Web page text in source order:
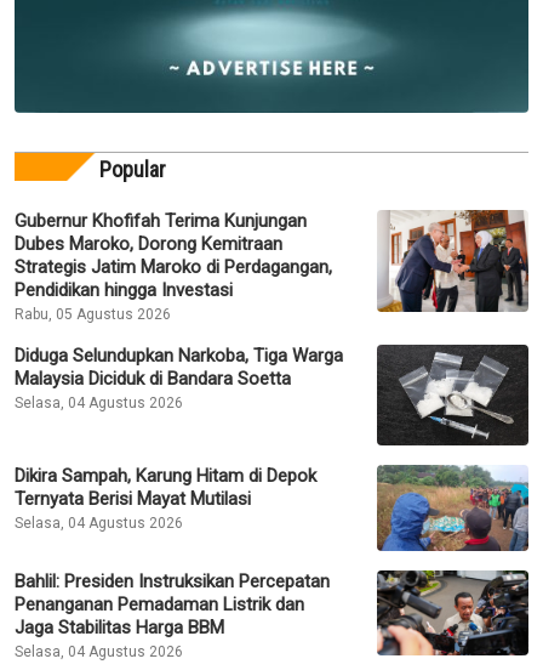
Popular
Gubernur Khofifah Terima Kunjungan
Dubes Maroko, Dorong Kemitraan
Strategis Jatim Maroko di Perdagangan,
Pendidikan hingga Investasi
Rabu, 05 Agustus 2026
Diduga Selundupkan Narkoba, Tiga Warga
Malaysia Diciduk di Bandara Soetta
Selasa, 04 Agustus 2026
Dikira Sampah, Karung Hitam di Depok
Ternyata Berisi Mayat Mutilasi
Selasa, 04 Agustus 2026
Bahlil: Presiden Instruksikan Percepatan
Penanganan Pemadaman Listrik dan
Jaga Stabilitas Harga BBM
Selasa, 04 Agustus 2026